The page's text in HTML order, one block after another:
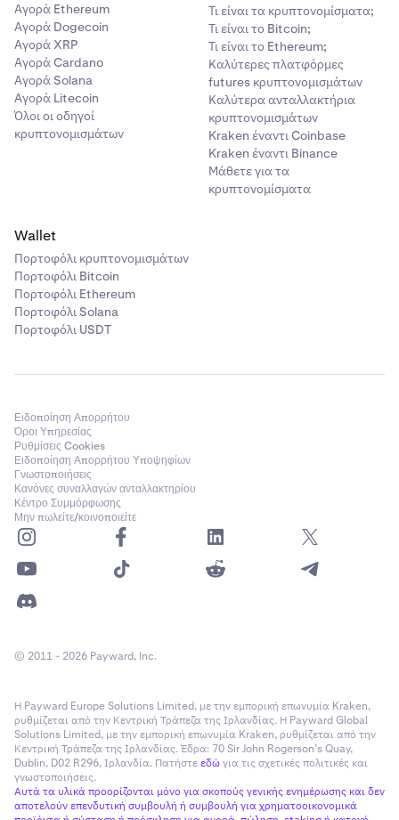
Αγορά Ethereum
Αγορά Dogecoin
Αγορά XRP
Αγορά Cardano
Αγορά Solana
Αγορά Litecoin
Όλοι οι οδηγοί
κρυπτονομισμάτων
Τι είναι τα κρυπτονομίσματα;
Τι είναι το Bitcoin;
Τι είναι το Ethereum;
Καλύτερες πλατφόρμες
futures κρυπτονομισμάτων
Καλύτερα ανταλλακτήρια
κρυπτονομισμάτων
Kraken έναντι Coinbase
Kraken έναντι Binance
Μάθετε για τα
κρυπτονομίσματα
Wallet
Πορτοφόλι κρυπτονομισμάτων
Πορτοφόλι Bitcoin
Πορτοφόλι Ethereum
Πορτοφόλι Solana
Πορτοφόλι USDT
Ειδοποίηση Απορρήτου
Όροι Υπηρεσίας
Ρυθμίσεις Cookies
Ειδοποίηση Απορρήτου Υποψηφίων
Γνωστοποιήσεις
Κανόνες συναλλαγών ανταλλακτηρίου
Κέντρο Συμμόρφωσης
Μην πωλείτε/κοινοποιείτε
© 2011 - 2026 Payward, Inc.
Η Payward Europe Solutions Limited, με την εμπορική επωνυμία Kraken,
ρυθμίζεται από την Κεντρική Τράπεζα της Ιρλανδίας. Η Payward Global
Solutions Limited, με την εμπορική επωνυμία Kraken, ρυθμίζεται από την
Κεντρική Τράπεζα της Ιρλανδίας. Έδρα: 70 Sir John Rogerson’s Quay,
Dublin, D02 R296, Ιρλανδία. Πατήστεεδώγια τις σχετικές πολιτικές και
γνωστοποιήσεις.
Αυτά τα υλικά προορίζονται μόνο για σκοπούς γενικής ενημέρωσης και δεν
αποτελούν επενδυτική συμβουλή ή συμβουλή για χρηματοοικονομικά